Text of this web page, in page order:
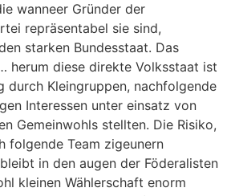
wanneer Gründer der
repräsentabel sie sind,
starken Bundesstaat. Das
herum diese direkte Volksstaat ist
durch Kleingruppen, nachfolgende
Interessen unter einsatz von
Gemeinwohls stellten. Die Risiko,
folgende Team zigeunern
in den augen der Föderalisten
kleinen Wählerschaft enorm